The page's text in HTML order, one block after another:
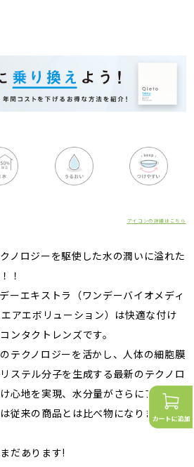
アイコンの詳細はこちら
ノロジーを駆使した水の潤いに溢れた
！
ーエキストラ（ワンデーバイオメディ
アエボリューション）は快適な付け
ンタクトレンズです。
テクノロジーを活かし、人体の細胞膜
ステル分子を生成する最新のテクノロ
心地を実現、水分量がさらにアップし
従来の商品とは比べ物になりません！
だあります!